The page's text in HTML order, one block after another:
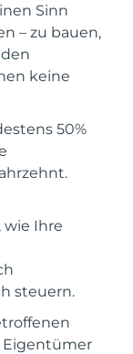
Sinn
– zu bauen,
keine
50%
wie Ihre
steuern.
Eigentümer